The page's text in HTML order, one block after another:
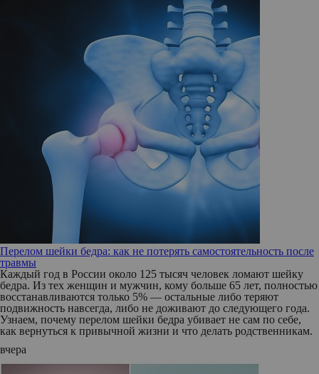
Перелом шейки бедра: как не потерять самостоятельность после
травмы
Каждый год в России около 125 тысяч человек ломают шейку
бедра. Из тех женщин и мужчин, кому больше 65 лет, полностью
восстанавливаются только 5% — остальные либо теряют
подвижность навсегда, либо не доживают до следующего года.
Узнаем, почему перелом шейки бедра убивает не сам по себе,
как вернуться к привычной жизни и что делать родственникам.
вчера